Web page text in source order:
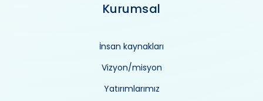
Kurumsal
İnsan kaynakları
Vizyon/misyon
Yatırımlarımız